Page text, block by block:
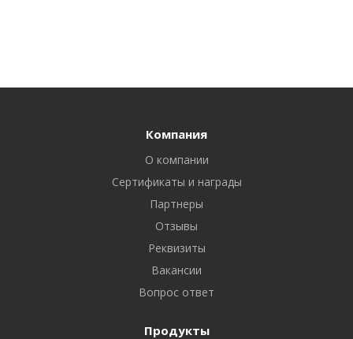
Компания
О компании
Сертификаты и награды
Партнеры
Отзывы
Реквизиты
Вакансии
Вопрос ответ
Продукты